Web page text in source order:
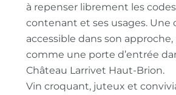
à repenser librement les
contenant et ses usages. Une
accessible dans son approche,
comme une porte d’entrée
Château Larrivet Haut-Brion.
Vin croquant, juteux et